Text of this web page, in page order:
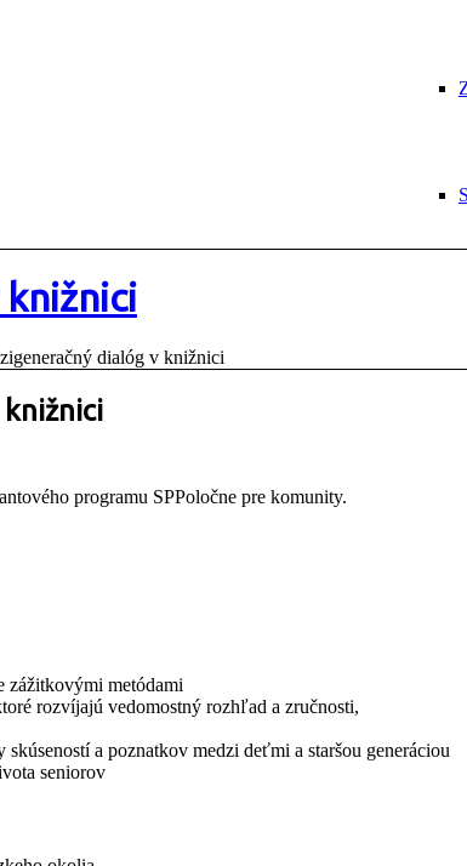
dialóg v knižnici
programu SPPoločne pre komunity.
zážitkovými metódami
rozvíjajú vedomostný rozhľad a zručnosti,
a poznatkov medzi deťmi a staršou generáciou
seniorov